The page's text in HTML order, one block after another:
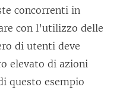
concorrenti in
con l’utilizzo delle
di utenti deve
elevato di azioni
questo esempio